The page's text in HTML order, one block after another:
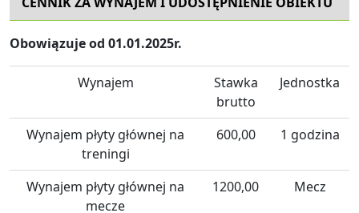
Obowiązuje od 01.01.2025r.
Wynajem
Stawka
brutto
Jednostka
Wynajem płyty głównej na
treningi
600,00 1 godzina
Wynajem płyty głównej na
mecze
1200,00 Mecz